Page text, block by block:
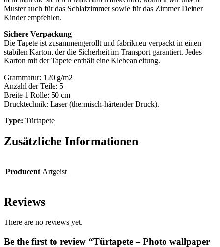
Muster auch für das Schlafzimmer sowie für das Zimmer Deiner
Kinder empfehlen.
Sichere Verpackung
Die Tapete ist zusammengerollt und fabrikneu verpackt in einen
stabilen Karton, der die Sicherheit im Transport garantiert. Jedes
Karton mit der Tapete enthält eine Klebeanleitung.
Grammatur: 120 g/m2
Anzahl der Teile: 5
Breite 1 Rolle: 50 cm
Drucktechnik: Laser (thermisch-härtender Druck).
Type: Türtapete
Zusätzliche Informationen
Producent Artgeist
Reviews
There are no reviews yet.
Be the first to review “Türtapete – Photo wallpaper